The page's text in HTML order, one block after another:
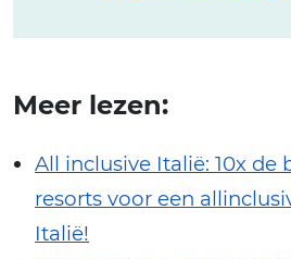
Meer lezen:
All inclusive Italië: 10x de
resorts voor een
Italië!